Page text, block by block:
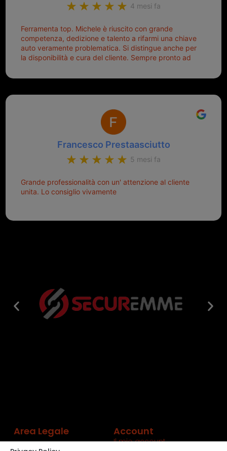
4 mesi fa
Ferramenta top. Michele è riuscito con grande
competenza, dedizione e talento a rifarmi una chiave
auto veramente problematica. Si distingue anche per
la disponibilità e cura del cliente. Sempre pronto ad
Francesco Prestaasciutto
5 mesi fa
Grande professionalità con un' attenzione al cliente
unita. Lo consiglio vivamente
Area Legale Account
Il mio account